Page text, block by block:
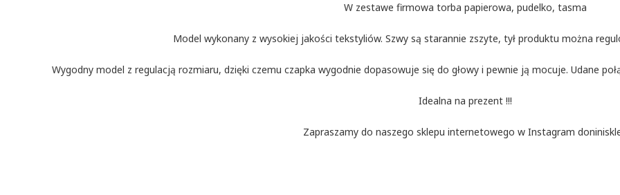
W zestawe firmowa torba papierowa, pudelko, tasma
Model wykonany z wysokiej jakości tekstyliów. Szwy są starannie zszyte, tył produktu można
Wygodny model z regulacją rozmiaru, dzięki czemu czapka wygodnie dopasowuje się do głowy i pewnie ją mocuje. Udane
Idealna na prezent !!!
Zapraszamy do naszego sklepu internetowego w Instagram